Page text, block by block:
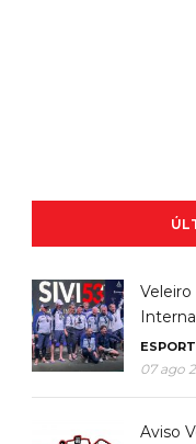
Veleiro
07 ago
Aviso